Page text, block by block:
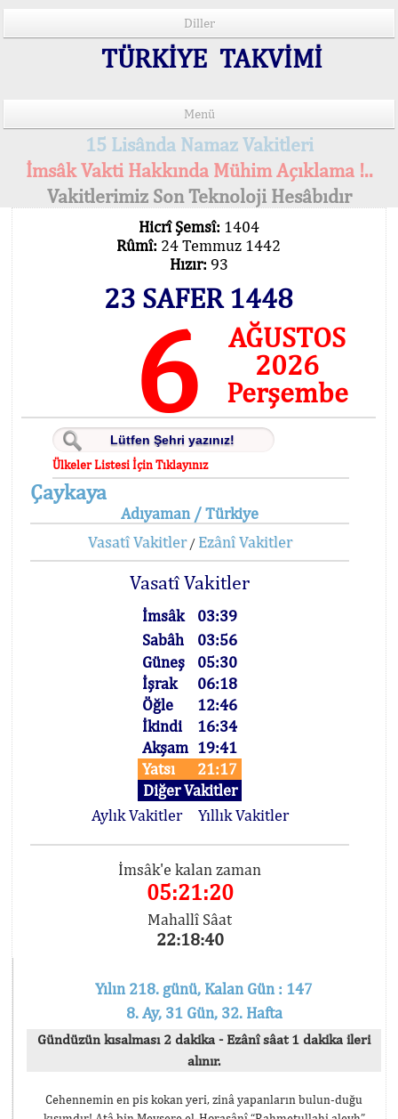
Diller
TÜRKİYE TAKVİMİ
Menü
15 Lisânda Namaz Vakitleri
İmsâk Vakti Hakkında Mühim Açıklama !..
Vakitlerimiz Son Teknoloji Hesâbıdır
Hicrî Şemsî: 1404
Rûmî: 24 Temmuz 1442
Hızır: 93
23 SAFER 1448
6
AĞUSTOS
2026
Perşembe
Ülkeler Listesi İçin Tıklayınız
Çaykaya
Adıyaman / Türkiye
Vasatî Vakitler/ Ezânî Vakitler
Vasatî Vakitler
İmsâk
03:39
Sabâh
03:56
Güneş
05:30
İşrak
06:18
Öğle
12:46
İkindi
16:34
Akşam 19:41
Yatsı
21:17
Diğer Vakitler
Aylık Vakitler
Yıllık Vakitler
İmsâk'e kalan zaman
05:21:19
Mahallî Sâat
22:18:41
Yılın 218. günü, Kalan Gün : 147
8. Ay, 31 Gün, 32. Hafta
Gündüzün kısalması 2 dakika - Ezânî sâat 1 dakika ileri
alınır.
Cehennemin en pis kokan yeri, zinâ yapanların bulun-duğu